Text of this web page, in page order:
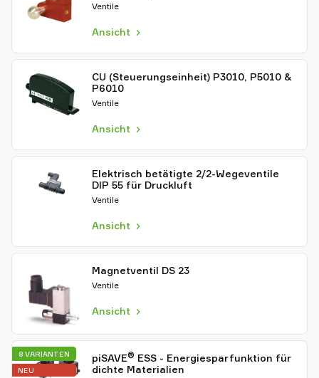
Ventile
Ansicht
CU (Steuerungseinheit) P3010, P5010 &
P6010
Ventile
Ansicht
Elektrisch betätigte 2/2-Wegeventile
DIP 55 für Druckluft
Ventile
Ansicht
Magnetventil DS 23
Ventile
Ansicht
piSAVE® ESS - Energiesparfunktion für
dichte Materialien
8 VARIANTEN
NEU